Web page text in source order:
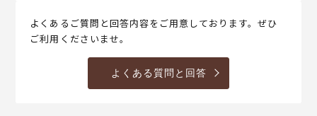
よくあるご質問と回答内容をご用意しております。ぜひ
ご利用くださいませ。
よくある質問と回答